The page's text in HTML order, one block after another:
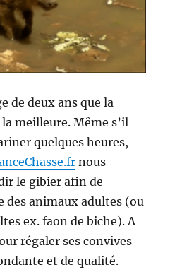
de deux ans que la
meilleure. Même s’il
quelques heures,
nous
le gibier afin de
des animaux adultes (ou
ex. faon de biche). A
régaler ses convives
et de qualité.